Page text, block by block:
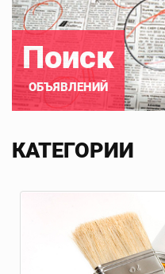
Поиск
ОБЪЯВЛЕНИЙ
КАТЕГОРИИ